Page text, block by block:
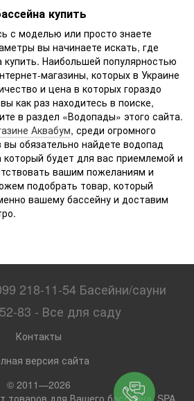
купить
с моделью или просто знаете
вы начинаете искать, где
Наибольшей популярностью
магазины, которых в Украине
и цена в которых гораздо
как раз находитесь в поиске,
в раздел «Водопады» этого сайта.
Аквабум, среди огромного
вы обязательно найдете водопад
который будет для вас приемлемой и
вашим пожеланиям и
подобрать товар, который
вашему бассейну и доставим
218-11-54 Басейни/сауни
83 - Все для саду
Контакты
версия сайта
© 2011—2026
товаров для Вашего бассейна, SPA,